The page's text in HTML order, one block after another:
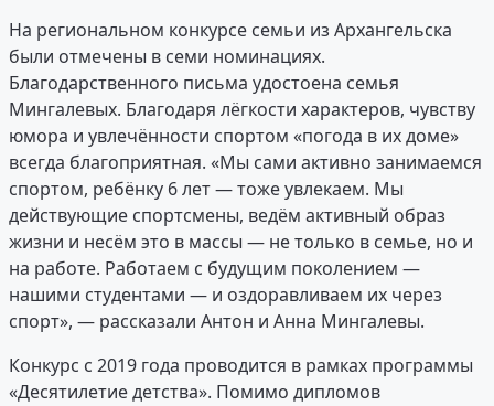
На региональном конкурсе семьи из Архангельска
были отмечены в семи номинациях.
Благодарственного письма удостоена семья
Мингалевых. Благодаря лёгкости характеров, чувству
юмора и увлечённости спортом «погода в их доме»
всегда благоприятная. «Мы сами активно занимаемся
спортом, ребёнку 6 лет — тоже увлекаем. Мы
действующие спортсмены, ведём активный образ
жизни и несём это в массы — не только в семье, но и
на работе. Работаем с будущим поколением —
нашими студентами — и оздоравливаем их через
спорт», — рассказали Антон и Анна Мингалевы.
Конкурс с 2019 года проводится в рамках программы
«Десятилетие детства». Помимо дипломов